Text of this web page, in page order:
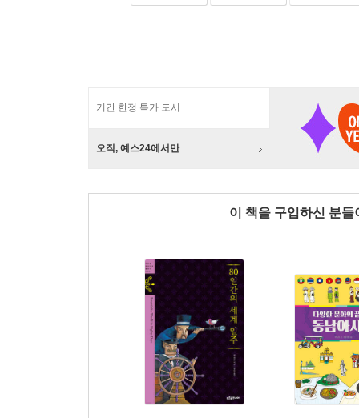
기간 한정 특가 도서
오직, 예스24에서만
이 책을 구입하신 분